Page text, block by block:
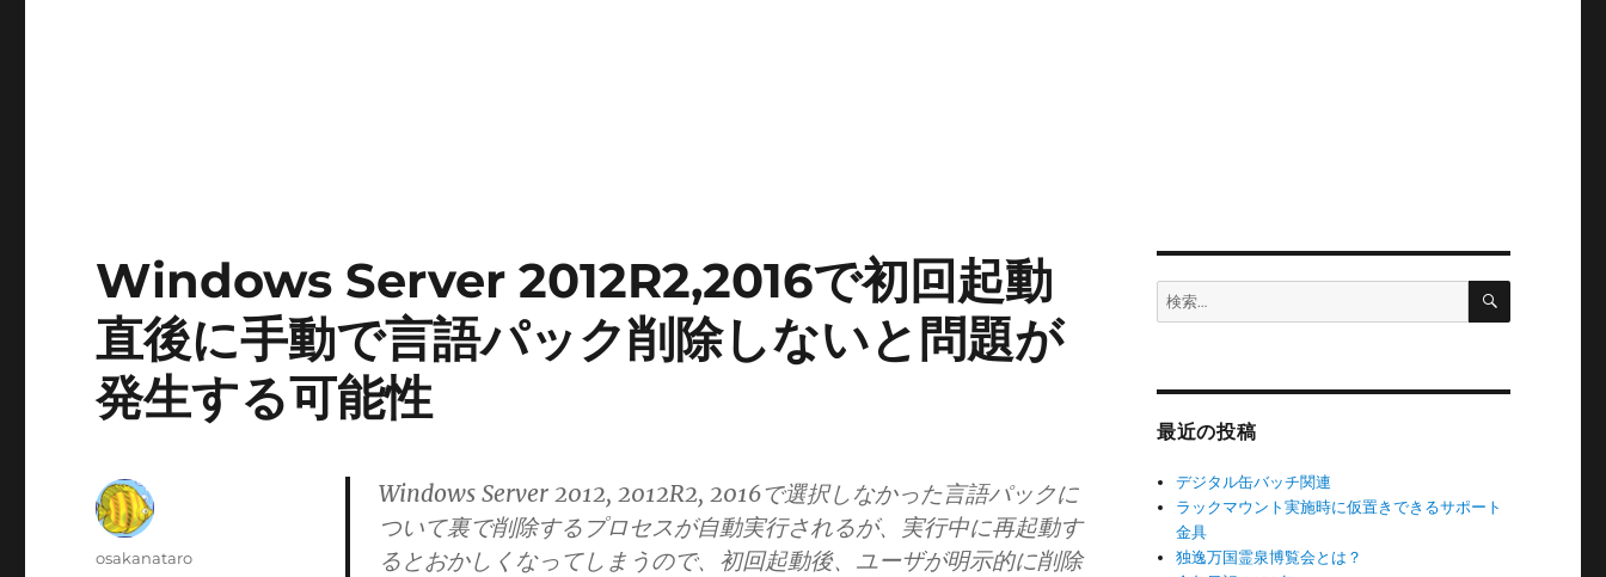
Windows Server 2012R2,2016で初回起動
直後に手動で言語パック削除しないと問題が
発生する可能性
Windows Server 2012, 2012R2, 2016で選択しなかった言語パックに
ついて裏で削除するプロセスが自動実行されるが、実行中に再起動す
るとおかしくなってしまうので、初回起動後、ユーザが明示的に削除
投
osakanataro
検
索:
検
最近の投稿
デジタル缶バッチ関連
ラックマウント実施時に仮置きできるサポート
金具
独逸万国霊泉博覧会とは？